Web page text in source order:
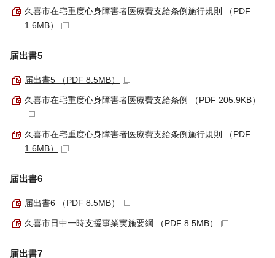
久喜市在宅重度心身障害者医療費支給条例施行規則 （PDF
1.6MB）
届出書5
届出書5 （PDF 8.5MB）
久喜市在宅重度心身障害者医療費支給条例 （PDF 205.9KB）
久喜市在宅重度心身障害者医療費支給条例施行規則 （PDF
1.6MB）
届出書6
届出書6 （PDF 8.5MB）
久喜市日中一時支援事業実施要綱 （PDF 8.5MB）
届出書7